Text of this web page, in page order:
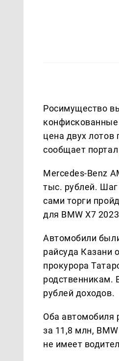
Росимущество
цена двух
сообщает портал
Mercedes-Benz
тыс. рублей.
сами торги
для BMW X7
Автомобили
райсуда Казани
прокурора
родственникам.
рублей доходов.
Оба автомобиля
за 11,8 млн,
не имеет